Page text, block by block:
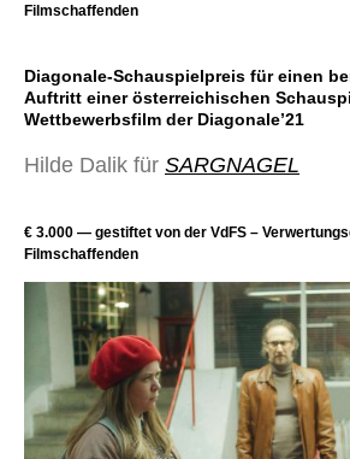
Filmschaffenden
Diagonale-Schauspielpreis für einen
Auftritt einer österreichischen
Wettbewerbsfilm der Diagonale’21
Hilde Dalik für SARGNAGEL
€ 3.000 — gestiftet von der VdFS –
Filmschaffenden